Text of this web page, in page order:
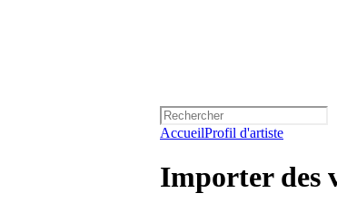
AccueilProfil d'artiste
Importer des